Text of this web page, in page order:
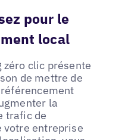
pour le
local
zéro clic présente
de mettre de
la
trafic de
votre entreprise